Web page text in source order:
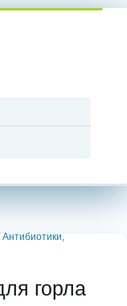
Антибиотики,
горла